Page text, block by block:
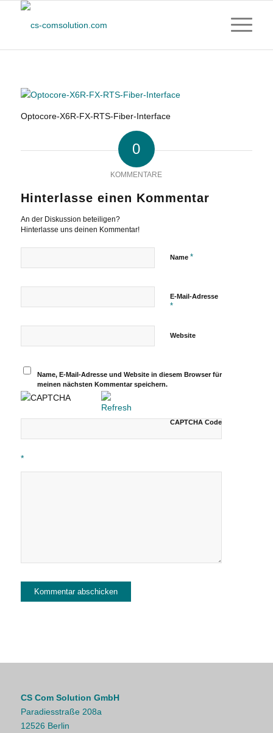
Optocore-X6R-FX-RTS-Fiber-Interface
0
KOMMENTARE
Hinterlasse einen Kommentar
An der Diskussion beteiligen?
Hinterlasse uns deinen Kommentar!
Name *
E-Mail-Adresse
*
Website
Name, E-Mail-Adresse und Website in diesem Browser für
meinen nächsten Kommentar speichern.
CAPTCHA Code
*
CS Com Solution GmbH
Paradiesstraße 208a
12526 Berlin